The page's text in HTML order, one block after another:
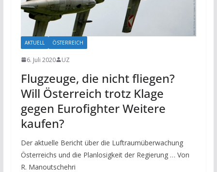
AKTUELL ÖSTERREICH
6. Juli 2020 UZ
Flugzeuge, die nicht fliegen?
Will Österreich trotz Klage
gegen Eurofighter Weitere
kaufen?
Der aktuelle Bericht über die Luftraumüberwachung
Österreichs und die Planlosigkeit der Regierung … Von
R. Manoutschehri